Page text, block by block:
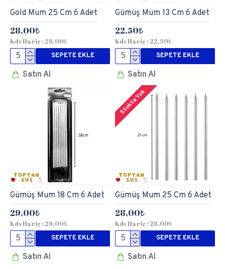
Gold Mum 25 Cm 6 Adet
28,00₺
Kdv Hariç : 28,00₺
SEPETE EKLE
Satın Al
Gümüş Mum 13 Cm 6 Adet
22,50₺
Kdv Hariç : 22,50₺
SEPETE EKLE
Satın Al
Gümüş Mum 18 Cm 6 Adet
29,00₺
Kdv Hariç : 29,00₺
SEPETE EKLE
Satın Al
Stokta Yok
Gümüş Mum 25 Cm 6 Adet
28,00₺
Kdv Hariç : 28,00₺
SEPETE EKLE
Satın Al